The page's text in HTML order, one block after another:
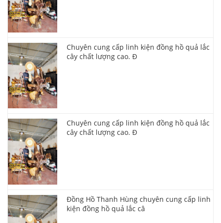
Chuyên cung cấp linh kiện đồng hồ quả lắc
cây chất lượng cao. Đ
Chuyên cung cấp linh kiện đồng hồ quả lắc
cây chất lượng cao. Đ
Đồng Hồ Thanh Hùng chuyên cung cấp linh
kiện đồng hồ quả lắc câ